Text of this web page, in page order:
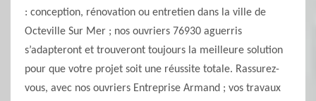
: conception, rénovation ou entretien dans la ville de
Octeville Sur Mer ; nos ouvriers 76930 aguerris
s’adapteront et trouveront toujours la meilleure solution
pour que votre projet soit une réussite totale. Rassurez-
vous, avec nos ouvriers Entreprise Armand ; vos travaux